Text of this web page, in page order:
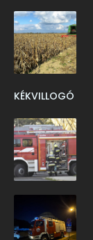
KÉKVILLOGÓ